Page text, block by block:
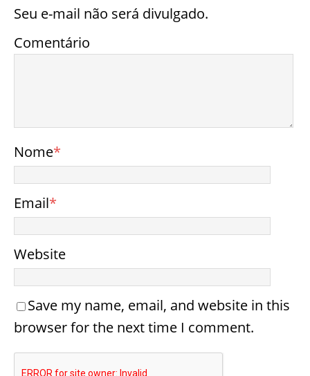
Seu e-mail não será divulgado.
Comentário
Nome*
Email*
Website
Save my name, email, and website in this
browser for the next time I comment.